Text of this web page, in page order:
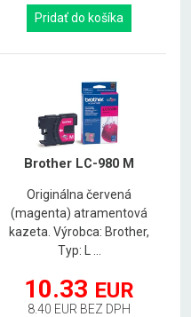
Pridať do košíka
Brother LC-980 M
Originálna červená
(magenta) atramentová
kazeta. Výrobca: Brother,
Typ: L ...
10.33 EUR
8.40 EUR BEZ DPH